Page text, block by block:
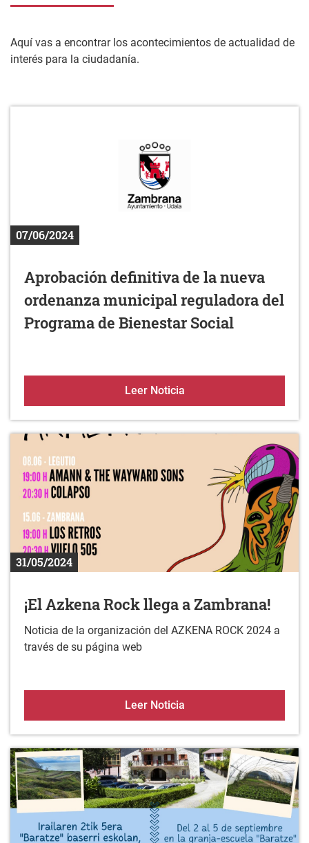
Aquí vas a encontrar los acontecimientos de actualidad de
interés para la ciudadanía.
07/06/2024
Aprobación definitiva de la nueva
ordenanza municipal reguladora del
Programa de Bienestar Social
Leer NoticiaAprobación definitiva de
31/05/2024
¡El Azkena Rock llega a Zambrana!
Noticia de la organización del AZKENA ROCK 2024 a
través de su página web
Leer Noticia¡El Azkena Rock llega a